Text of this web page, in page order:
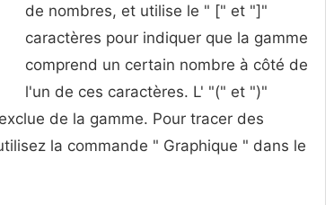
de nombres, et utilise le " [" et "]"
caractères pour indiquer que la gamme
comprend un certain nombre à côté de
l'un de ces caractères. L' "(" et ")"
de la gamme. Pour tracer des
la commande " Graphique " dans le